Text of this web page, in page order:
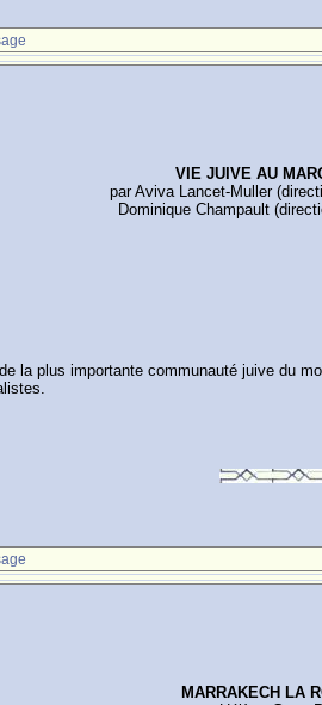
VIE JUIVE AU
par Aviva Lancet-Muller
Dominique Champault
la plus importante communauté juive du
MARRAKECH LA